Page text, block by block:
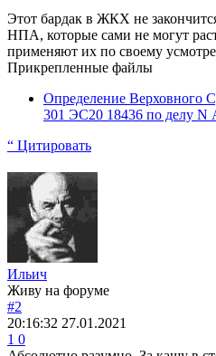
Этот бардак в ЖКХ не
НПА, которые сами не могут
применяют их по своему
Прикрепленные файлы
Определение Верховного
301 ЭС20 18436 по делу N
“ Цитировать
Ильич
Живу на форуме
#2
20:16:32 27.01.2021
1 0